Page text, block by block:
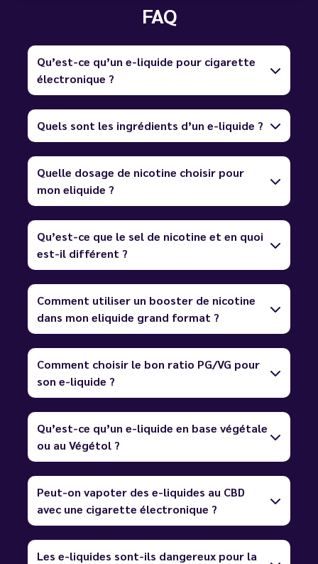
FAQ
Qu’est-ce qu’un e-liquide pour cigarette
électronique ?
Quels sont les ingrédients d’un e-liquide ?
Quelle dosage de nicotine choisir pour
mon eliquide ?
Qu’est-ce que le sel de nicotine et en quoi
est-il différent ?
Comment utiliser un booster de nicotine
dans mon eliquide grand format ?
Comment choisir le bon ratio PG/VG pour
son e-liquide ?
Qu’est-ce qu’un e-liquide en base végétale
ou au Végétol ?
Peut-on vapoter des e-liquides au CBD
avec une cigarette électronique ?
Les e-liquides sont-ils dangereux pour la